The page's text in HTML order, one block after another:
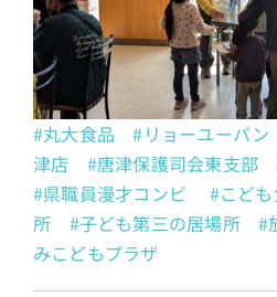
#丸大食品 #リョーユーパン
津店
#唐津保護司会東支部
#県職員漫才コンビ
#こど
所
#子ども第三の居場所 #
みこどもプラザ